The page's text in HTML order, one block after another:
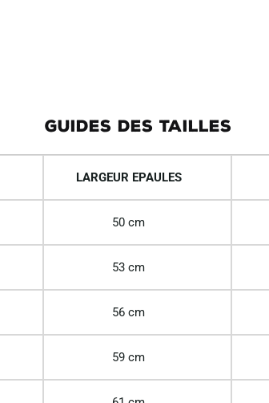
GUIDES DES TAILLES
LARGEUR EPAULES
50 cm
53 cm
56 cm
59 cm